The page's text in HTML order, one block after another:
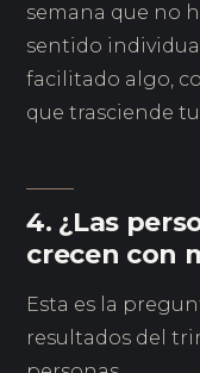
semana que no
sentido
facilitado algo,
que trasciende
4. ¿Las
crecen con
Esta es la
resultados del